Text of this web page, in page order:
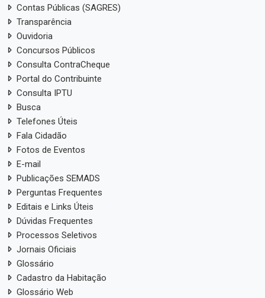
Contas Públicas (SAGRES)
Transparência
Ouvidoria
Concursos Públicos
Consulta ContraCheque
Portal do Contribuinte
Consulta IPTU
Busca
Telefones Úteis
Fala Cidadão
Fotos de Eventos
E-mail
Publicações SEMADS
Perguntas Frequentes
Editais e Links Úteis
Dúvidas Frequentes
Processos Seletivos
Jornais Oficiais
Glossário
Cadastro da Habitação
Glossário Web